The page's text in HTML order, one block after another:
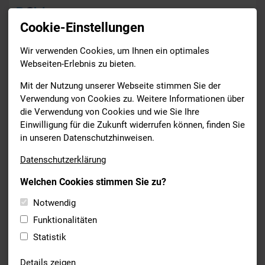
News
Drucken
SCHWIMMEN
03.06.2021
TAG 1 DER DEUTSCHEN
MEISTERSCHAFT 2021 - UPDATE
erfahren.
Cookie-Einstellungen
Wir verwenden Cookies, um Ihnen ein optimales
Webseiten-Erlebnis zu bieten.
Mit der Nutzung unserer Webseite stimmen Sie der
Verwendung von Cookies zu. Weitere Informationen über
die Verwendung von Cookies und wie Sie Ihre
Einwilligung für die Zukunft widerrufen können, finden Sie
in unseren Datenschutzhinweisen.
Datenschutzerklärung
Welchen Cookies stimmen Sie zu?
Notwendig
Funktionalitäten
Statistik
Details zeigen